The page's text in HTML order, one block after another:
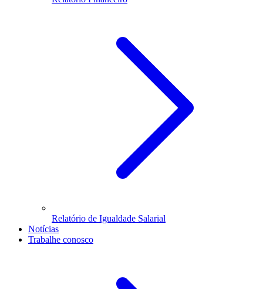
Relatório de Igualdade Salarial
Notícias
Trabalhe conosco